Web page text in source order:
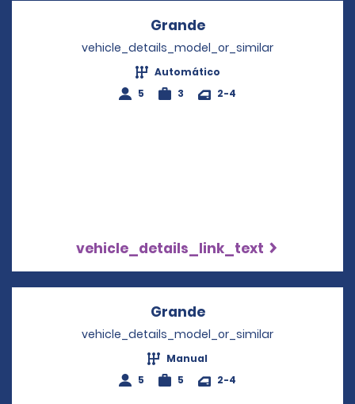
GrandeOpens in a new
vehicle_details_model_or_similar
Automático
5
3 2-4
vehicle_details_link_text
GrandeOpens in a new
vehicle_details_model_or_similar
Manual
5
5 2-4